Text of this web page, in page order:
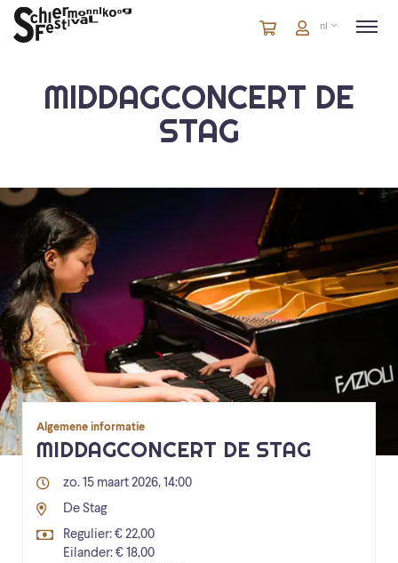
Winkelmandje
artikelen
Account
nl
MIDDAGCONCERT DE
STAG
Algemene informatie
MIDDAGCONCERT DE STAG
zo. 15 maart 2026, 14:00
De Stag
Regulier: € 22,00
Eilander: € 18,00